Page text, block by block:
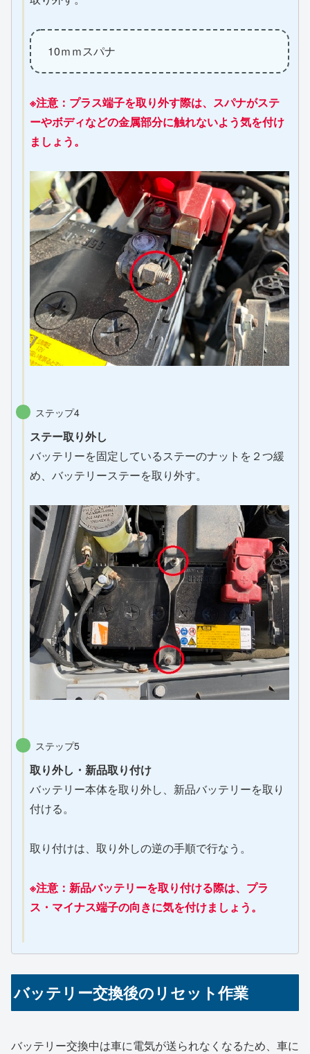
10ｍｍスパナ
※注意：プラス端子を取り外す際は、スパナがステ
ーやボディなどの金属部分に触れないよう気を付け
ましょう。
ステップ4
ステー取り外し
バッテリーを固定しているステーのナットを２つ緩
め、バッテリーステーを取り外す。
ステップ5
取り外し・新品取り付け
バッテリー本体を取り外し、新品バッテリーを取り
付ける。
取り付けは、取り外しの逆の手順で行なう。
※注意：新品バッテリーを取り付ける際は、プラ
ス・マイナス端子の向きに気を付けましょう。
バッテリー交換後のリセット作業
バッテリー交換中は車に電気が送られなくなるため、車に